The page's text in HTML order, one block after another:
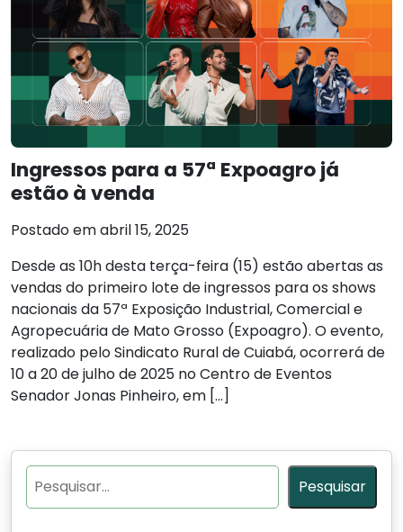
Ingressos para a 57ª Expoagro já
estão à venda
Postado em abril 15, 2025
Desde as 10h desta terça-feira (15) estão abertas as
vendas do primeiro lote de ingressos para os shows
nacionais da 57ª Exposição Industrial, Comercial e
Agropecuária de Mato Grosso (Expoagro). O evento,
realizado pelo Sindicato Rural de Cuiabá, ocorrerá de
10 a 20 de julho de 2025 no Centro de Eventos
Senador Jonas Pinheiro, em […]
Pesquisar
Pesquisar